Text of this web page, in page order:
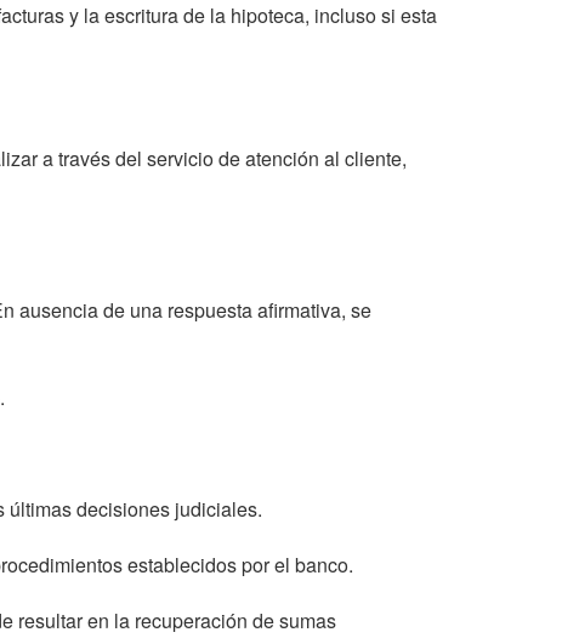
y la escritura de la hipoteca, incluso si esta
a través del servicio de atención al cliente,
ausencia de una respuesta afirmativa, se
últimas decisiones judiciales.
establecidos por el banco.
resultar en la recuperación de sumas